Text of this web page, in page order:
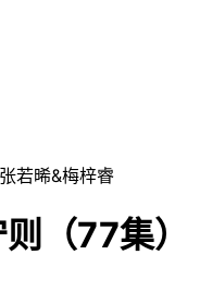
若晞&梅梓睿
（77集）